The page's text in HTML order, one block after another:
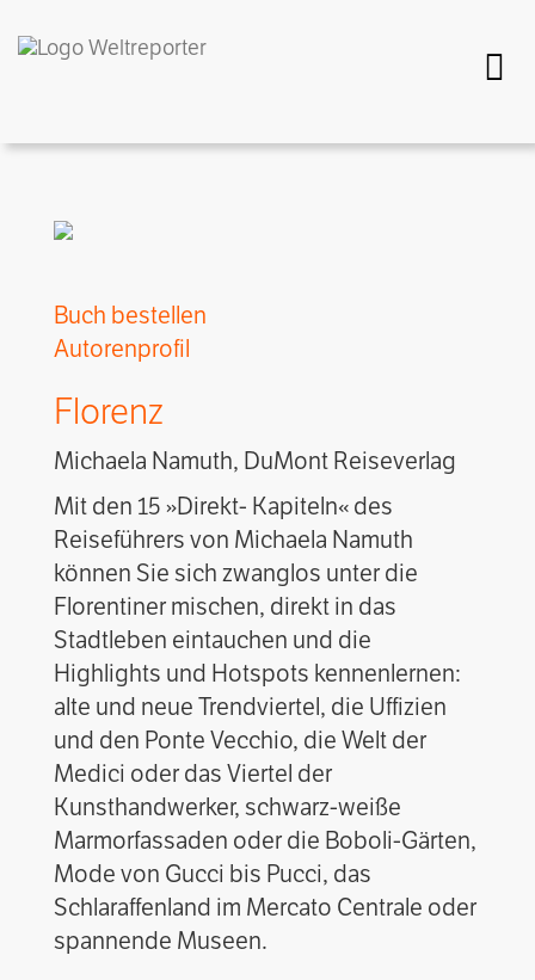
Buch bestellen
Autorenprofil
Florenz
Michaela Namuth, DuMont Reiseverlag
Mit den 15 »Direkt- Kapiteln« des
Reiseführers von Michaela Namuth
können Sie sich zwanglos unter die
Florentiner mischen, direkt in das
Stadtleben eintauchen und die
Highlights und Hotspots kennenlernen:
alte und neue Trendviertel, die Uffizien
und den Ponte Vecchio, die Welt der
Medici oder das Viertel der
Kunsthandwerker, schwarz-weiße
Marmorfassaden oder die Boboli-Gärten,
Mode von Gucci bis Pucci, das
Schlaraffenland im Mercato Centrale oder
spannende Museen.